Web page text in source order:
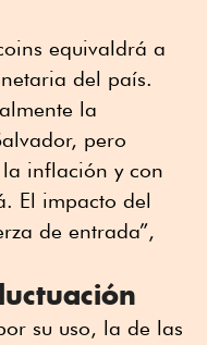
equivaldrá a
del país.
la
pero
inflación y con
El impacto del
de entrada”,
su uso, la de las